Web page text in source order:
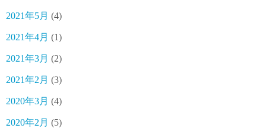
2021年5月 (4)
2021年4月 (1)
2021年3月 (2)
2021年2月 (3)
2020年3月 (4)
2020年2月 (5)